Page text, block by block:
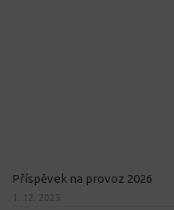
Příspěvek na provoz 2026
1. 12. 2025